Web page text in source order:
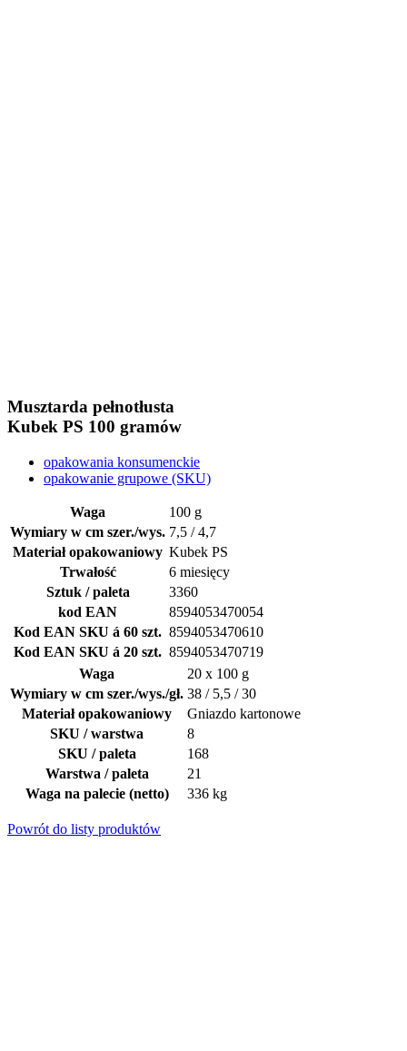
Musztarda pełnotłusta
Kubek PS 100 gramów
opakowania konsumenckie
opakowanie grupowe (SKU)
Waga
100 g
Wymiary w cm szer./wys. 7,5 / 4,7
Materiał opakowaniowy Kubek PS
Trwałość
6 miesięcy
Sztuk / paleta
3360
kod EAN
8594053470054
Kod EAN SKU á 60 szt. 8594053470610
Kod EAN SKU á 20 szt. 8594053470719
Waga
20 x 100 g
Wymiary w cm szer./wys./gł. 38 / 5,5 / 30
Materiał opakowaniowy
Gniazdo kartonowe
SKU / warstwa
8
SKU / paleta
168
Warstwa / paleta
21
Waga na palecie (netto)
336 kg
Powrót do listy produktów